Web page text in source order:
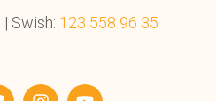
| Swish: 123 558 96 35
TwitterInstagramYouTube